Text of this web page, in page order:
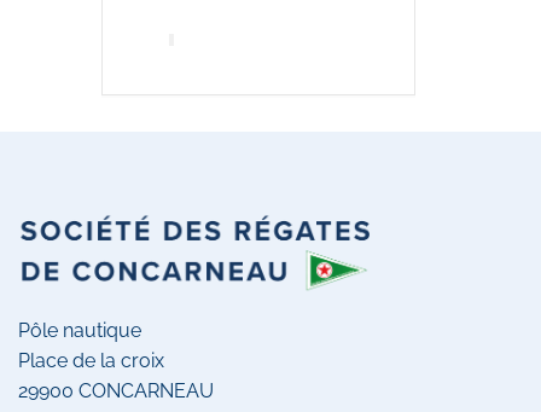
Pôle nautique
Place de la croix
29900 CONCARNEAU